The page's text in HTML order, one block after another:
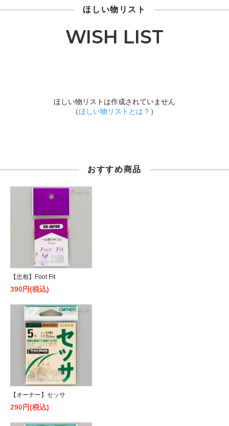
ほしい物リスト
WISH LIST
ほしい物リストは作成されていません
（ほしい物リストとは？ ）
おすすめ商品
【忠相】Foot Fit
390円(税込)
【オーナー】セッサ
290円(税込)